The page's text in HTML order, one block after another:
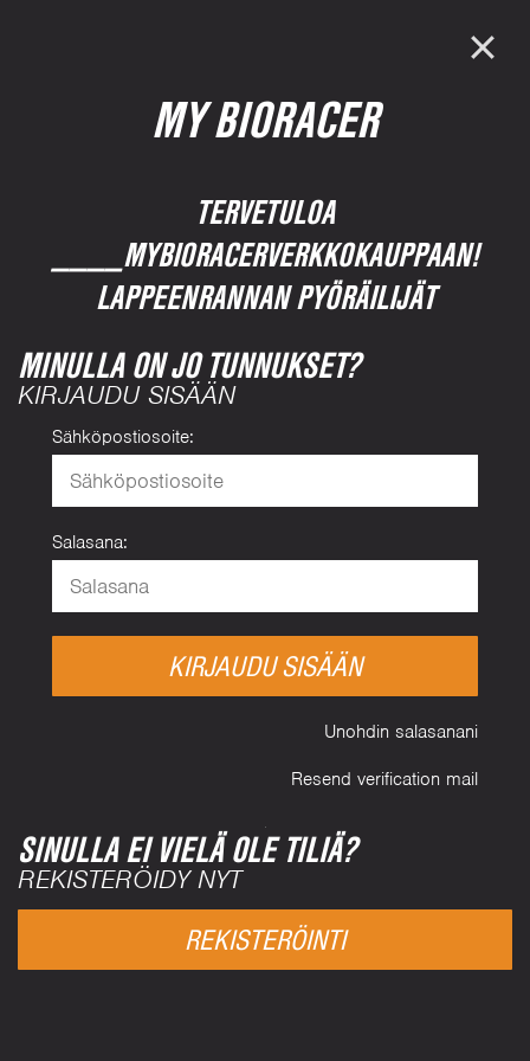
MY BIORACER
TERVETULOA
____MYBIORACERVERKKOKAUPPAAN!
LAPPEENRANNAN PYÖRÄILIJÄT
MINULLA ON JO TUNNUKSET?
KIRJAUDU SISÄÄN
Sähköpostiosoite:
Salasana:
KIRJAUDU SISÄÄN
Unohdin salasanani
Resend verification mail
SINULLA EI VIELÄ OLE TILIÄ?
REKISTERÖIDY NYT
REKISTERÖINTI